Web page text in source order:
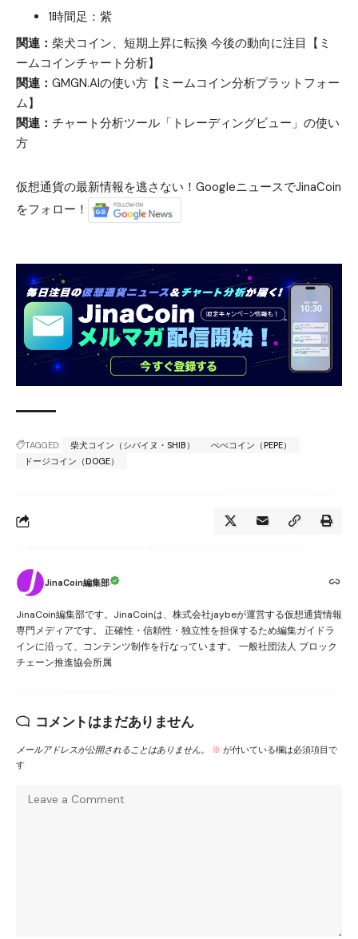
1時間足：紫
関連： 柴犬コイン、短期上昇に転換 今後の動向に注目【ミ
ームコインチャート分析】
関連： GMGN.AIの使い方【ミームコイン分析プラットフォー
ム】
関連： チャート分析ツール「トレーディングビュー」の使い
方
仮想通貨の最新情報を逃さない！GoogleニュースでJinaCoin
をフォロー！
TAGGED: 柴犬コイン（シバイヌ・SHIB）
ぺぺコイン（PEPE）
ドージコイン（DOGE）
JinaCoin編集部
JinaCoin編集部です。JinaCoinは、株式会社jaybeが運営する仮想通貨情報
専門メディアです。 正確性・信頼性・独立性を担保するため編集ガイドラ
インに沿って、コンテンツ制作を行なっています。 一般社団法人 ブロック
チェーン推進協会所属
コメントはまだありません
メールアドレスが公開されることはありません。 ※ が付いている欄は必須項目で
す